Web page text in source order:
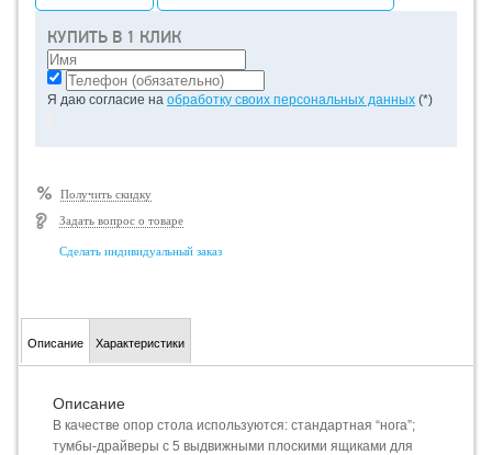
КУПИТЬ В 1 КЛИК
Я даю согласие на обработку своих персональных данных (*)
Получить скидку
Задать вопрос о товаре
Сделать индивидуальный заказ
Описание Характеристики
Описание
В качестве опор стола используются: стандартная “нога”;
тумбы-драйверы с 5 выдвижными плоскими ящиками для